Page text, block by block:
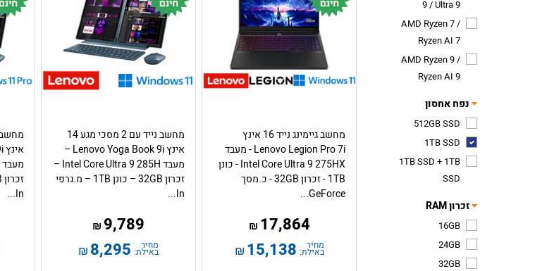
9 / Ultra 9
AMD Ryzen 7 /
Ryzen AI 7
AMD Ryzen 9 /
Ryzen AI 9
נפח אחסון
512GB SSD
1TB SSD
1TB SSD + 1TB
SSD
זכרון RAM
16GB
24GB
32GB
מחשב גיימינג נייד 16 אינץ
Lenovo Legion Pro 7i - מעבד
Intel Core Ultra 9 275HX - כונן
1TB - זכרון 32GB - כ.מסך
GeForce...
17,864
₪
מחיר
באילת: 15,138
₪
מחשב נייד עם 2 מסכי מגע 14
אינץ Lenovo Yoga Book 9i –
מעבד Intel Core Ultra 9 285H –
זכרון 32GB – כונן 1TB – מ.גרפי
In...
9,789
₪
מחיר
באילת: 8,295
₪
In...